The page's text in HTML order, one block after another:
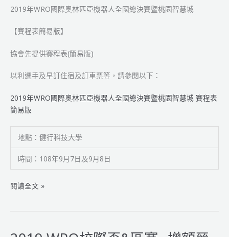
全
總
賽
桃
智
慧
參
名
單
2019年WRO國際奧林匹亞機器人全國總決賽暨桃園智慧城
【賽程表簡易版】
協會先提供賽程表(簡易版)
以利選手及早訂住宿及訂車票等，請參閱以下：
2019年WRO國際奧林匹亞機器人全國總決賽暨桃園智慧城 賽程表
簡易版
地點：健行科技大學
時間：108年9月7日及9月8日
2019
WRO
際
閱讀全文 »